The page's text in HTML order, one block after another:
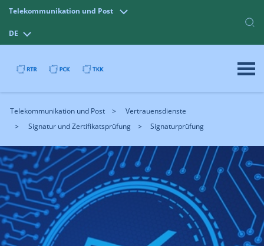
Telekommunikation und Post
DE
Telekommunikation und Post
Vertrauensdienste
Signatur und Zertifikatsprüfung
Signaturprüfung